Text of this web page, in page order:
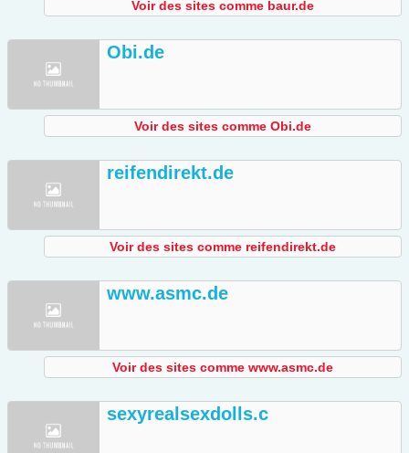
Voir des sites comme baur.de
Obi.de
Voir des sites comme Obi.de
reifendirekt.de
Voir des sites comme reifendirekt.de
www.asmc.de
Voir des sites comme www.asmc.de
sexyrealsexdolls.c